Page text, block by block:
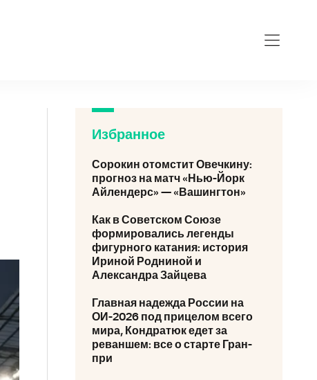
Избранное
Сорокин отомстит Овечкину:
прогноз на матч «Нью-Йорк
Айлендерс» — «Вашингтон»
Как в Советском Союзе
формировались легенды
фигурного катания: история
Ириной Родниной и
Александра Зайцева
Главная надежда России на
ОИ-2026 под прицелом всего
мира, Кондратюк едет за
реваншем: все о старте Гран-
при